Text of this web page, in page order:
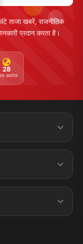
ताजा खबरें, राजनीतिक
प्रदान करता है।
28
कवरेज
&